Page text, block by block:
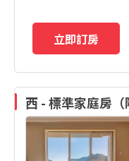
立即訂房
西 - 標準家庭房